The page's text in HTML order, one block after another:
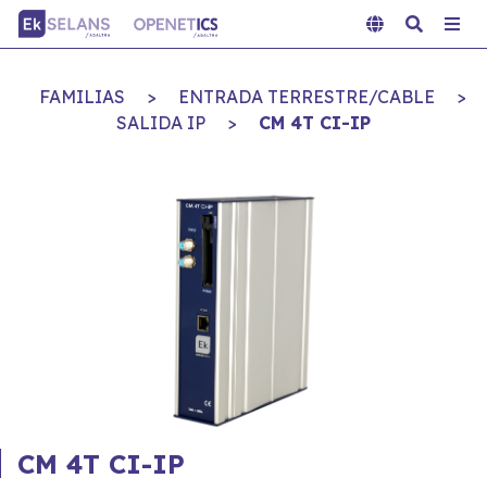
FAMILIAS > ENTRADA TERRESTRE/CABLE
>
SALIDA IP
> CM 4T CI-IP
CM 4T CI-IP